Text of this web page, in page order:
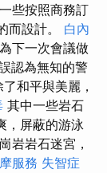
些按照商務訂
而設計。 白內
下一次會議做
認為無知的警
和平與美麗，
其中一些岩石
，屏蔽的游泳
岩岩石迷宮，
服務 失智症